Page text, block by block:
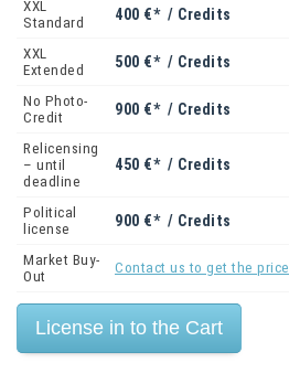
XXL
Standard
400 €* / Credits
XXL
Extended
500 €* / Credits
No Photo-
Credit
900 €* / Credits
Relicensing
– until
deadline
450 €* / Credits
Political
license
900 €* / Credits
Market Buy-
Out
Contact us to get the price